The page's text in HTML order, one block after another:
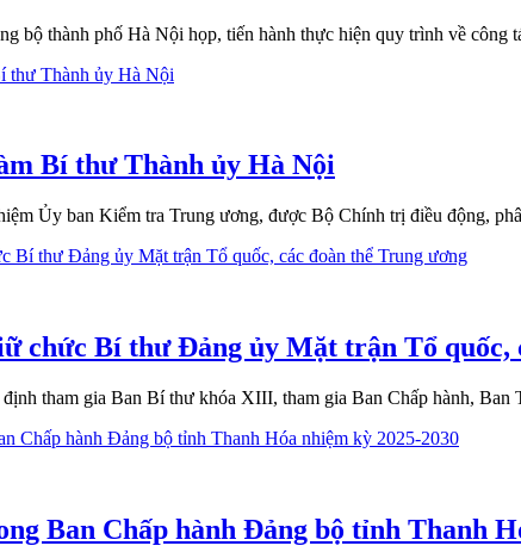
bộ thành phố Hà Nội họp, tiến hành thực hiện quy trình về công
Bí thư Thành ủy Hà Nội
Ủy ban Kiểm tra Trung ương, được Bộ Chính trị điều động,
chức Bí thư Đảng ủy Mặt trận Tổ quốc,
tham gia Ban Bí thư khóa XIII, tham gia Ban Chấp hành,
Ban Chấp hành Đảng bộ tỉnh Thanh